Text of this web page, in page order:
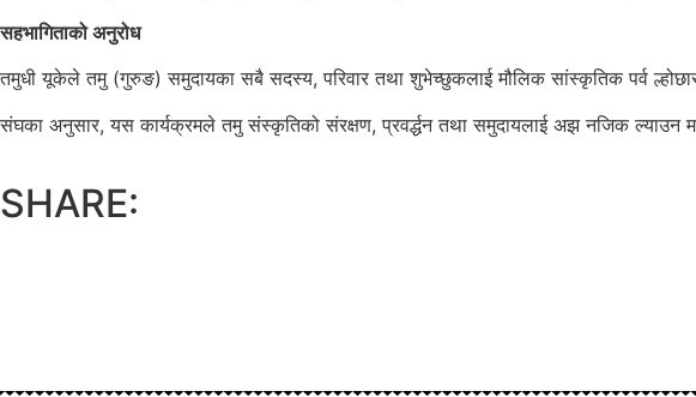
सहभागिताको अनुरोध
तमुधी यूकेले तमु (गुरुङ) समुदायका सबै सदस्य, परिवार तथा शुभेच्छुकलाई मौलिक सांस्कृतिक पर्व
संघका अनुसार, यस कार्यक्रमले तमु संस्कृतिको संरक्षण, प्रवर्द्धन तथा समुदायलाई अझ नजिक
SHARE: